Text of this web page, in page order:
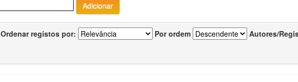
Ordenar registos por: Por ordem Autores/